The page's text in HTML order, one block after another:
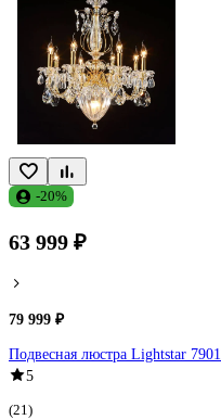
-20%
63 999 ₽
79 999 ₽
Подвесная люстра Lightstar
5
(21)